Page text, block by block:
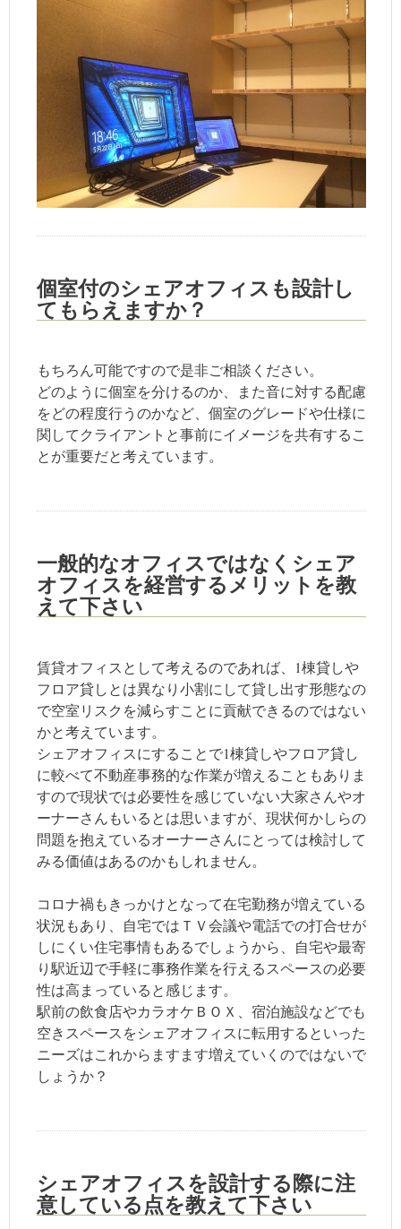
個室付のシェアオフィスも設計し
てもらえますか？
もちろん可能ですので是非ご相談ください。
どのように個室を分けるのか、また音に対する配慮
をどの程度行うのかなど、個室のグレードや仕様に
関してクライアントと事前にイメージを共有するこ
とが重要だと考えています。
一般的なオフィスではなくシェア
オフィスを経営するメリットを教
えて下さい
賃貸オフィスとして考えるのであれば、1棟貸しや
フロア貸しとは異なり小割にして貸し出す形態なの
で空室リスクを減らすことに貢献できるのではない
かと考えています。
シェアオフィスにすることで1棟貸しやフロア貸し
に較べて不動産事務的な作業が増えることもありま
すので現状では必要性を感じていない大家さんやオ
ーナーさんもいるとは思いますが、現状何かしらの
問題を抱えているオーナーさんにとっては検討して
みる価値はあるのかもしれません。
コロナ禍もきっかけとなって在宅勤務が増えている
状況もあり、自宅ではＴＶ会議や電話での打合せが
しにくい住宅事情もあるでしょうから、自宅や最寄
り駅近辺で手軽に事務作業を行えるスペースの必要
性は高まっていると感じます。
駅前の飲食店やカラオケＢＯＸ、宿泊施設などでも
空きスペースをシェアオフィスに転用するといった
ニーズはこれからますます増えていくのではないで
しょうか？
シェアオフィスを設計する際に注
意している点を教えて下さい